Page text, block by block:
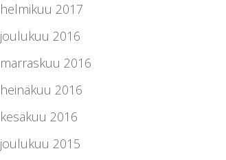
helmikuu 2017
joulukuu 2016
marraskuu 2016
heinäkuu 2016
kesäkuu 2016
joulukuu 2015